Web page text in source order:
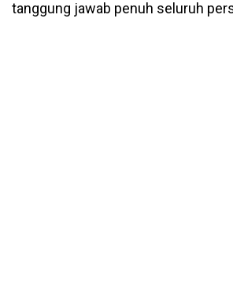
tanggung jawab penuh seluruh